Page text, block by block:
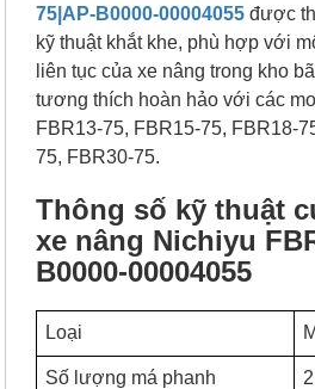
75|AP-B0000-00004055 được
kỹ thuật khắt khe, phù hợp với
liên tục của xe nâng trong kho
tương thích hoàn hảo với các
FBR13-75, FBR15-75, FBR18-
75, FBR30-75.
Thông số kỹ thuật
xe nâng Nichiyu
B0000-00004055
Loại
Số lượng má phanh 2